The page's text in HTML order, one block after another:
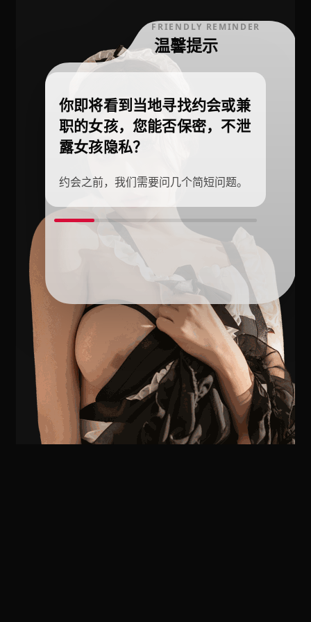
FRIENDLY REMINDER
温馨提示
你即将看到当地寻找约会或兼
职的女孩，您能否保密，不泄
露女孩隐私？
约会之前，我们需要问几个简短问题。